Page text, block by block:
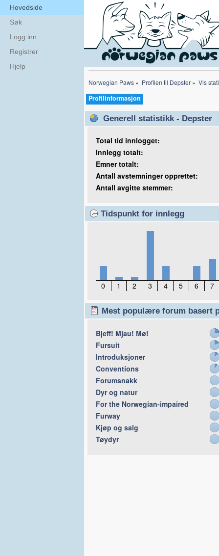
Hovedside
Søk
Logg inn
Registrer
Hjelp
Norwegian Paws » Profilen til Depster» Vis
Profilinformasjon
Generell statistikk - Depster
Total tid innlogget:
Innlegg totalt:
Emner totalt:
Antall avstemninger opprettet:
Antall avgitte stemmer:
Tidspunkt for innlegg
0 1 2 3 4 5 6 7
Mest populære forum basert
Bjeff! Mjau! Mø!
Fursuit
Introduksjoner
Conventions
Forumsnakk
Dyr og natur
For the Norwegian-impaired
Furway
Kjøp og salg
Tøydyr